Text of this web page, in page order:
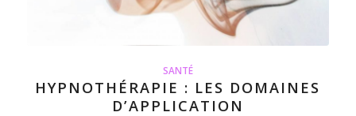
SANTÉ
HYPNOTHÉRAPIE : LES DOMAINES
D’APPLICATION